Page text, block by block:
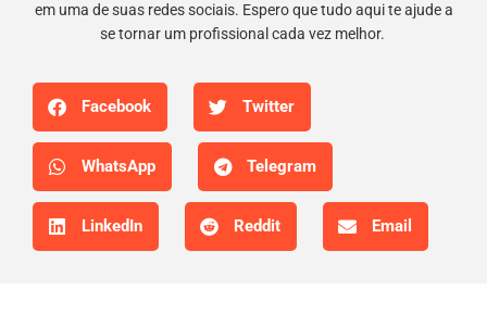
em uma de suas redes sociais. Espero que tudo aqui te ajude a
se tornar um profissional cada vez melhor.
Facebook Twitter
WhatsApp Telegram
LinkedIn Reddit Email